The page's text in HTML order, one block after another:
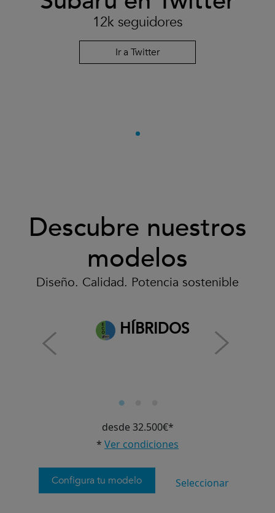
12k seguidores
Ir a Twitter
Descubre nuestros
modelos
Diseño. Calidad. Potencia sostenible
HÍBRIDOS
desde 32.500€*
* Ver condiciones
Configura tu modelo Seleccionar